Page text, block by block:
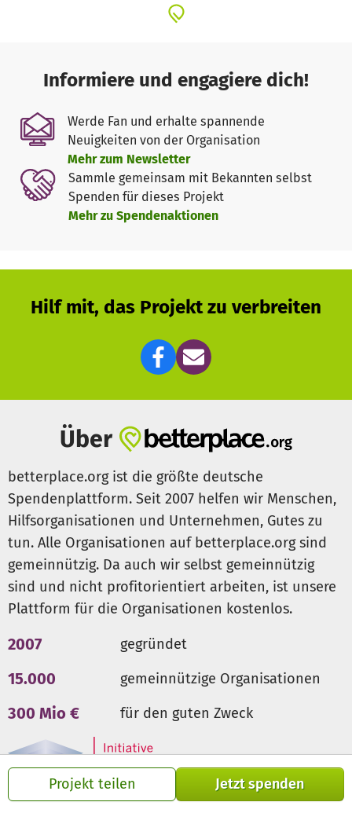
Projekt teilen Jetzt spenden
Wenn ihr ihr Leben verbessern möchtet, unterstützt uns
ProjektseiteInformiere und engagiere dich!
Werde Fan und erhalte spannende
Neuigkeiten von der Organisation
Mehr zum Newsletter
Sammle gemeinsam mit Bekannten selbst
Spenden für dieses Projekt
Mehr zu Spendenaktionen
Hilf mit, das Projekt zu verbreiten
Über
betterplace.org ist die größte deutsche
Spendenplattform. Seit 2007 helfen wir Menschen,
Hilfsorganisationen und Unternehmen, Gutes zu
tun. Alle Organisationen auf betterplace.org sind
gemeinnützig. Da auch wir selbst gemeinnützig
sind und nicht profitorientiert arbeiten, ist unsere
Plattform für die Organisationen kostenlos.
2007 gegründet
15.000 gemeinnützige Organisationen
300 Mio € für den guten Zweck